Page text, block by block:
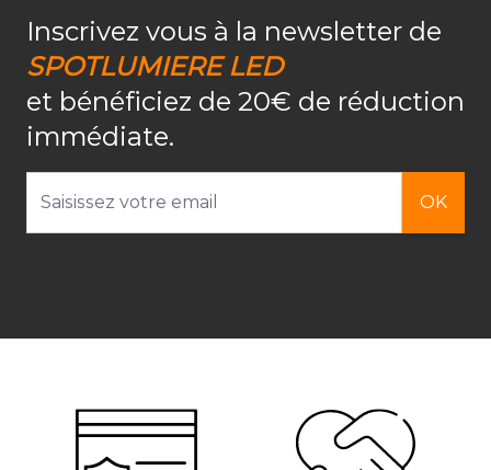
Inscrivez vous à la newsletter de
SPOTLUMIERE LED
et bénéficiez de 20€ de réduction
immédiate.
OK